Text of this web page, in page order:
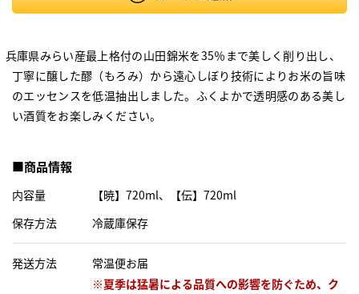
兵庫県みらい産最上格付の山田錦米を35％まで美しく削り出し、
丁寧に醸した醪（もろみ）から遠心しぼり技術によりお米の旨味
のエッセンスを低温抽出しました。ふくよかで透明感のある美し
い酒質をお楽しみください。
■商品情報
内容量
【暁】720ml、【伝】720ml
保存方法
冷蔵庫保存
発送方法 常温便お届